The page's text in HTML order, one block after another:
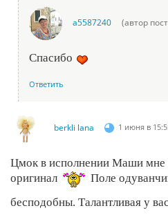
a5587240 (автор
Спасибо
Ответить
berkli lana 1 июня в
Цмок в исполнении Маши мне
оригинал
Поле
бесподобны. Талантливая у